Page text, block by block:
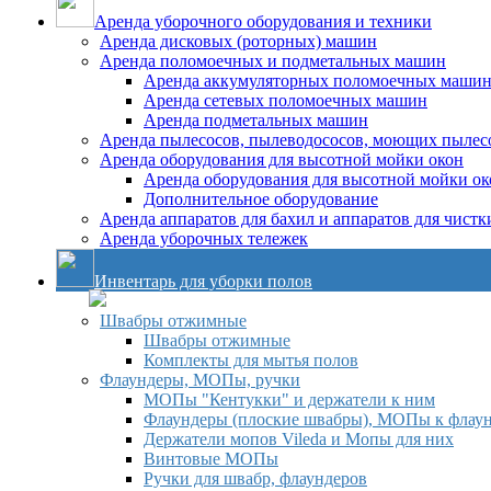
Аренда уборочного оборудования и техники
Аренда дисковых (роторных) машин
Аренда поломоечных и подметальных машин
Аренда аккумуляторных поломоечных машин
Аренда сетевых поломоечных машин
Аренда подметальных машин
Аренда пылесосов, пылеводососов, моющих
Аренда оборудования для высотной мойки окон
Аренда оборудования для высотной мойки
Дополнительное оборудование
Аренда аппаратов для бахил и аппаратов для
Аренда уборочных тележек
Инвентарь для уборки полов
Швабры отжимные
Швабры отжимные
Комплекты для мытья полов
Флаундеры, МОПы, ручки
МОПы "Кентукки" и держатели к ним
Флаундеры (плоские швабры), МОПы к
Держатели мопов Vileda и Мопы для них
Винтовые МОПы
Ручки для швабр, флаундеров